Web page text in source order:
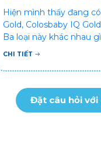
Hiện mình thấy đang
Gold, Colosbaby IQ
Ba loại này khác nhau
CHI TIẾT
Đặt câu hỏi với